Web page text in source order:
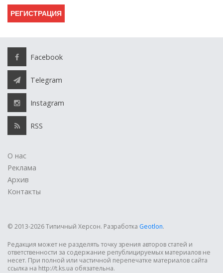
Facebook
Telegram
Instagram
RSS
О нас
Реклама
Архив
Контакты
© 2013-2026 Типичный Херсон. Разработка Geotlon.
Редакция может не разделять точку зрения авторов статей и
ответственности за содержание републицируемых материалов не
несет. При полной или частичной перепечатке материалов сайта
ссылка на http://t.ks.ua обязательна.